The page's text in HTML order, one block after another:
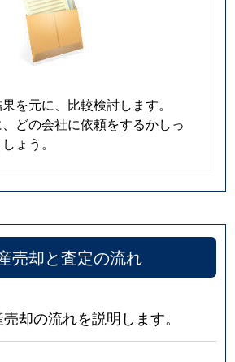
を元に、比較検討します。
どの会社に依頼をするかしっ
ょう。
売却と査定の流れ
却の流れを説明します。